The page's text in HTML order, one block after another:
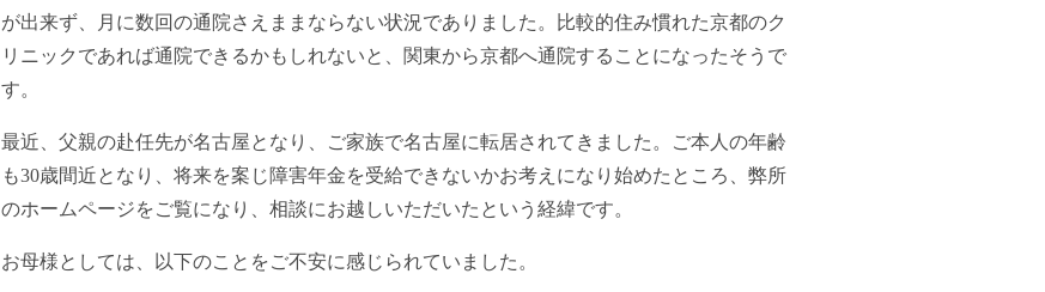
が出来ず、月に数回の通院さえままならない状況でありました。比較的住み慣れた京都のク
リニックであれば通院できるかもしれないと、関東から京都へ通院することになったそうで
す。
最近、父親の赴任先が名古屋となり、ご家族で名古屋に転居されてきました。ご本人の年齢
も30歳間近となり、将来を案じ障害年金を受給できないかお考えになり始めたところ、弊所
のホームページをご覧になり、相談にお越しいただいたという経緯です。
お母様としては、以下のことをご不安に感じられていました。